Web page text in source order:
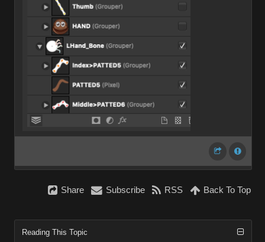
Share Subscribe RSS Back To Top
Reading This Topic